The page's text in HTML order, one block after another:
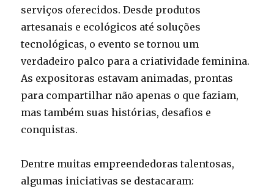
serviços oferecidos. Desde produtos
artesanais e ecológicos até soluções
tecnológicas, o evento se tornou um
verdadeiro palco para a criatividade feminina.
As expositoras estavam animadas, prontas
para compartilhar não apenas o que faziam,
mas também suas histórias, desafios e
conquistas.
Dentre muitas empreendedoras talentosas,
algumas iniciativas se destacaram: